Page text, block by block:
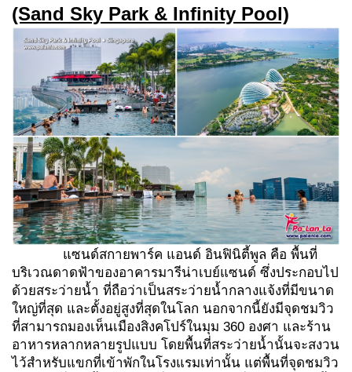
(Sand Sky Park & Infinity Pool)
แซนด์สกายพาร์ค แอนด์ อินฟินิตี้พูล คือ พื้นที่
บริเวณดาดฟ้าของอาคารมารีน่าเบย์แซนด์ ซึ่งประกอบไป
ด้วยสระว่ายน้ำ ที่ถือว่าเป็นสระว่ายน้ำกลางแจ้งที่มีขนาด
ใหญ่ที่สุด และตั้งอยู่สูงที่สุดในโลก นอกจากนี้ยังมีจุดชมวิว
ที่สามารถมองเห็นเมืองสิงคโปร์ในมุม 360 องศา และร้าน
อาหารหลากหลายรูปแบบ โดยพื้นที่สระว่ายน้ำนั้นจะสงวน
ไว้สำหรับแขกที่เข้าพักในโรงแรมเท่านั้น แต่พื้นที่จุดชมวิว